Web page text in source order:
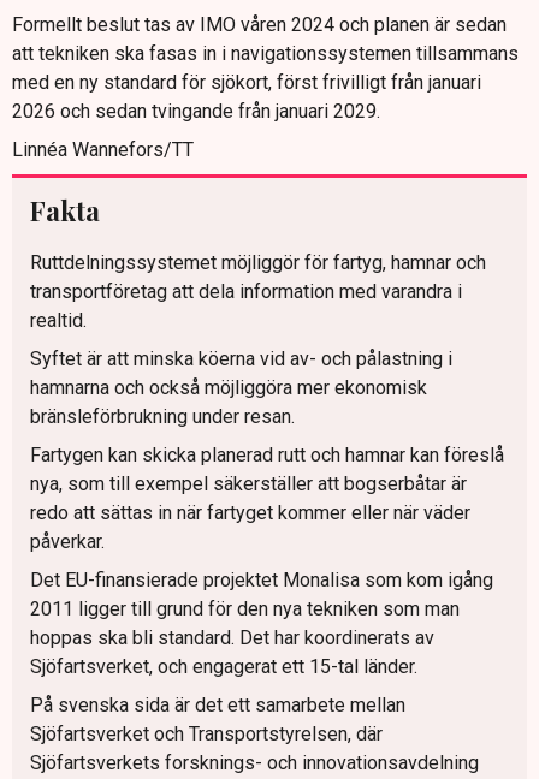
Formellt beslut tas av IMO våren 2024 och planen är sedan
att tekniken ska fasas in i navigationssystemen tillsammans
med en ny standard för sjökort, först frivilligt från januari
2026 och sedan tvingande från januari 2029.
Linnéa Wannefors/TT
Fakta
Ruttdelningssystemet möjliggör för fartyg, hamnar och
transportföretag att dela information med varandra i
realtid.
Syftet är att minska köerna vid av- och pålastning i
hamnarna och också möjliggöra mer ekonomisk
bränsleförbrukning under resan.
Fartygen kan skicka planerad rutt och hamnar kan föreslå
nya, som till exempel säkerställer att bogserbåtar är
redo att sättas in när fartyget kommer eller när väder
påverkar.
Det EU-finansierade projektet Monalisa som kom igång
2011 ligger till grund för den nya tekniken som man
hoppas ska bli standard. Det har koordinerats av
Sjöfartsverket, och engagerat ett 15-tal länder.
På svenska sida är det ett samarbete mellan
Sjöfartsverket och Transportstyrelsen, där
Sjöfartsverkets forsknings- och innovationsavdelning